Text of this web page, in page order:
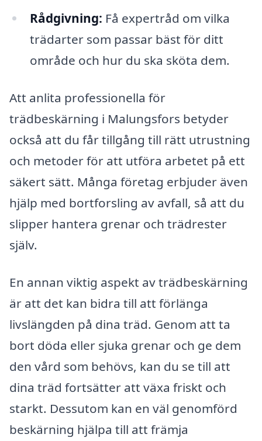
Rådgivning: Få expertråd om vilka
trädarter som passar bäst för ditt
område och hur du ska sköta dem.
Att anlita professionella för
trädbeskärning i Malungsfors betyder
också att du får tillgång till rätt utrustning
och metoder för att utföra arbetet på ett
säkert sätt. Många företag erbjuder även
hjälp med bortforsling av avfall, så att du
slipper hantera grenar och trädrester
själv.
En annan viktig aspekt av trädbeskärning
är att det kan bidra till att förlänga
livslängden på dina träd. Genom att ta
bort döda eller sjuka grenar och ge dem
den vård som behövs, kan du se till att
dina träd fortsätter att växa friskt och
starkt. Dessutom kan en väl genomförd
beskärning hjälpa till att främja